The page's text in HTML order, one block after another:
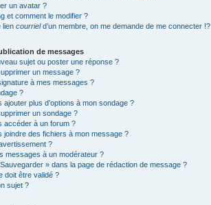
un avatar ?
et comment le modifier ?
lien courrield’un membre, on me demande de me connecter !?
de messages
sujet ou poster une réponse ?
un message ?
à mes messages ?
?
ajouter plus d’options à mon sondage ?
un sondage ?
accéder à un forum ?
joindre des fichiers à mon message ?
?
messages à un modérateur ?
» dans la page de rédaction de message ?
doit être validé ?
sujet ?